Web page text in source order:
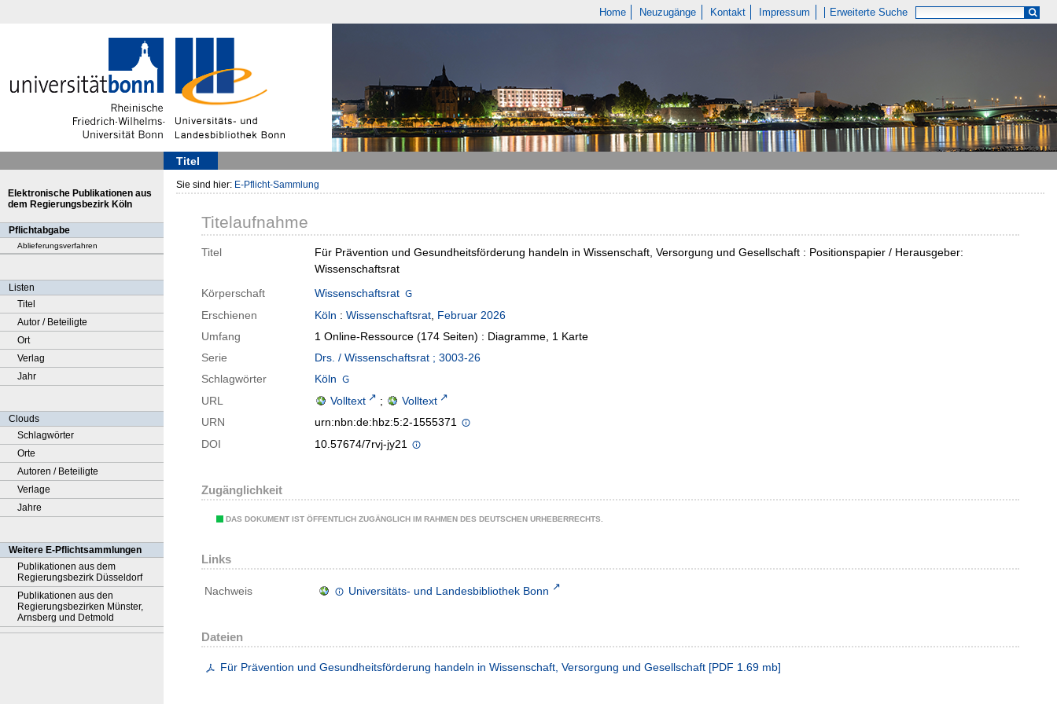
Home Neuzugänge Kontakt Impressum Erweiterte Suche
Titel
Elektronische Publikationen aus
dem Regierungsbezirk Köln
Pflichtabgabe
Ablieferungsverfahren
Listen
Titel
Autor / Beteiligte
Ort
Verlag
Jahr
Clouds
Schlagwörter
Orte
Autoren / Beteiligte
Verlage
Jahre
Weitere E-Pflichtsammlungen
Publikationen aus dem
Regierungsbezirk Düsseldorf
Publikationen aus den
Regierungsbezirken Münster,
Arnsberg und Detmold
Sie sind hier: E-Pflicht-Sammlung
Titelaufnahme
Titel
Für Prävention und Gesundheitsförderung handeln in Wissenschaft, Versorgung und Gesellschaft : Positionspapier / Herausgeber:
Wissenschaftsrat
Körperschaft
Wissenschaftsrat
Erschienen
Köln : Wissenschaftsrat, Februar 2026
Umfang
1 Online-Ressource (174 Seiten) : Diagramme, 1 Karte
Serie
Drs. / Wissenschaftsrat ; 3003-26
Schlagwörter
Köln
URL
Volltext ;
Volltext
URN
urn:nbn:de:hbz:5:2-1555371
DOI
10.57674/7rvj-jy21
Zugänglichkeit
DAS DOKUMENT IST ÖFFENTLICH ZUGÄNGLICH IM RAHMEN DES DEUTSCHEN URHEBERRECHTS.
Links
Nachweis Universitäts- und Landesbibliothek Bonn
Dateien
Für Prävention und Gesundheitsförderung handeln in Wissenschaft, Versorgung und Gesellschaft [PDF 1.69 mb]